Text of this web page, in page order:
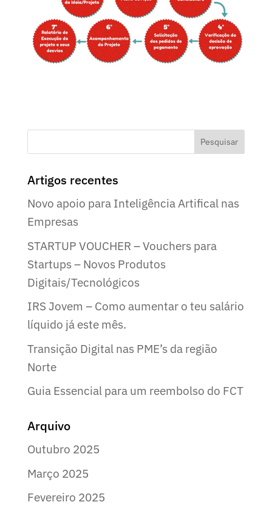
Artigos recentes
Novo apoio para Inteligência Artifical nas
Empresas
STARTUP VOUCHER – Vouchers para
Startups – Novos Produtos
Digitais/Tecnológicos
IRS Jovem – Como aumentar o teu salário
líquido já este mês.
Transição Digital nas PME’s da região
Norte
Guia Essencial para um reembolso do FCT
Arquivo
Outubro 2025
Março 2025
Fevereiro 2025